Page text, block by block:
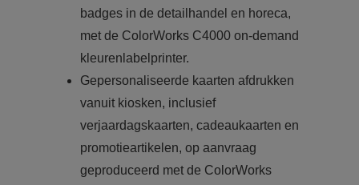
badges in de detailhandel en horeca,
met de ColorWorks C4000 on-demand
kleurenlabelprinter.
Gepersonaliseerde kaarten afdrukken
vanuit kiosken, inclusief
verjaardagskaarten, cadeaukaarten en
promotieartikelen, op aanvraag
geproduceerd met de ColorWorks